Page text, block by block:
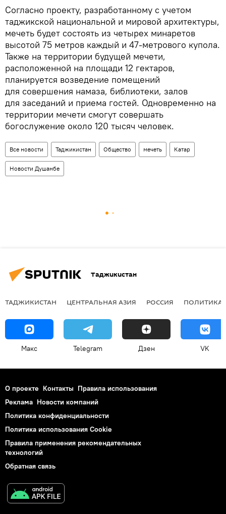
Согласно проекту, разработанному с учетом
таджикской национальной и мировой архитектуры,
мечеть будет состоять из четырех минаретов
высотой 75 метров каждый и 47-метрового купола.
Также на территории будущей мечети,
расположенной на площади 12 гектаров,
планируется возведение помещений
для совершения намаза, библиотеки, залов
для заседаний и приема гостей. Одновременно на
территории мечети смогут совершать
богослужение около 120 тысяч человек.
Все новости Таджикистан Общество мечеть Катар
Новости Душанбе
Таджикистан
ТАДЖИКИСТАН ЦЕНТРАЛЬНАЯ АЗИЯ РОССИЯ ПОЛИТИКА
Макс Telegram Дзен VK
О проекте Контакты Правила использования
Реклама Новости компаний
Политика конфиденциальности
Политика использования Cookie
Правила применения рекомендательных
технологий
Обратная связь